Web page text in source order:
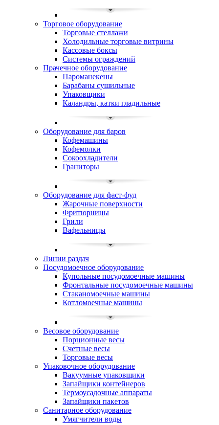
Торговое оборудование
Торговые стеллажи
Холодильные торговые витрины
Кассовые боксы
Системы ограждений
Прачечное оборудование
Пароманекены
Барабаны сушильные
Упаковщики
Каландры, катки гладильные
Оборудование для баров
Кофемашины
Кофемолки
Сокоохладители
Граниторы
Оборудование для фаст-фуд
Жарочные поверхности
Фритюрницы
Грили
Вафельницы
Линии раздач
Посудомоечное оборудование
Купольные посудомоечные машины
Фронтальные посудомоечные машины
Стаканомоечные машины
Котломоечные машины
Весовое оборудование
Порционные весы
Счетные весы
Торговые весы
Упаковочное оборудование
Вакуумные упаковщики
Запайщики контейнеров
Термоусадочные аппараты
Запайщики пакетов
Санитарное оборудование
Умягчители воды